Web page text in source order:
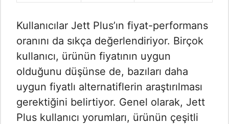
Kullanıcılar Jett Plus’ın fiyat-performans
oranını da sıkça değerlendiriyor. Birçok
kullanıcı, ürünün fiyatının uygun
olduğunu düşünse de, bazıları daha
uygun fiyatlı alternatiflerin araştırılması
gerektiğini belirtiyor. Genel olarak, Jett
Plus kullanıcı yorumları, ürünün çeşitli